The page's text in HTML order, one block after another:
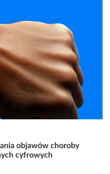
objawów choroby
cyfrowych